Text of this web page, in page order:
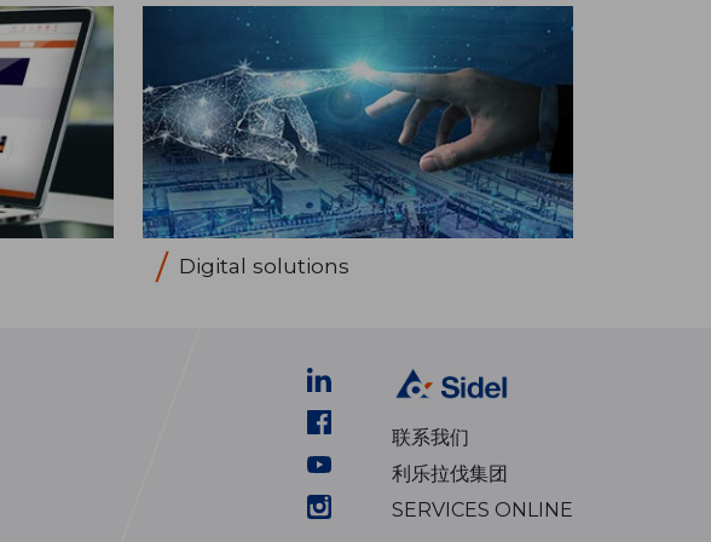
Digital solutions
联系我们
利乐拉伐集团
SERVICES ONLINE